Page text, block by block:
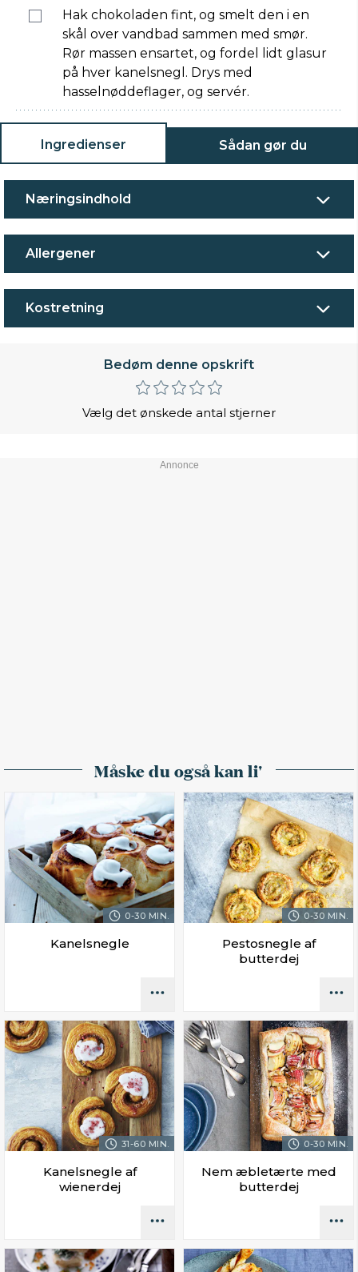
Hak chokoladen fint, og smelt den i en
skål over vandbad sammen med smør.
Rør massen ensartet, og fordel lidt glasur
på hver kanelsnegl. Drys med
hasselnøddeflager, og servér.
Ingredienser Sådan gør du
Næringsindhold
Allergener
Kostretning
Bedøm denne opskrift
Vælg det ønskede antal stjerner
Måske du også kan li'
0-30 MIN.
Kanelsnegle
0-30 MIN.
Pestosnegle af
butterdej
31-60 MIN.
Kanelsnegle af
wienerdej
0-30 MIN.
Nem æbletærte med
butterdej